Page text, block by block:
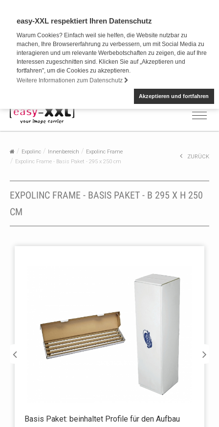
easy-XXL respektiert Ihren Datenschutz
Warum Cookies? Einfach weil sie helfen, die Website nutzbar zu
machen, Ihre Browsererfahrung zu verbessern, um mit Social Media zu
interagieren und um relevante Werbebotschaften zu zeigen, die auf Ihre
Interessen zugeschnitten sind. Klicken Sie auf „Akzeptieren und
fortfahren", um die Cookies zu akzeptieren.
Weitere Informationen zum Datenschutz
Akzeptieren und fortfahren
Expolinc Innenbereich
Expolinc Frame
Expolinc Frame - Basis Paket - 295 x 250 cm
ZURÜCK
EXPOLINC FRAME - BASIS PAKET - B 295 X H 250
CM
Basis Paket: beinhaltet Profile für den Aufbau